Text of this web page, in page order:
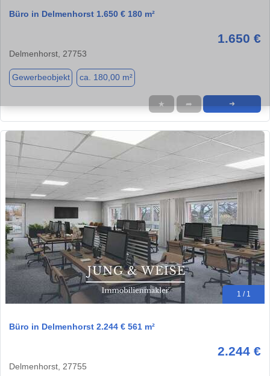
Büro in Delmenhorst 1.650 € 180 m²
1.650 €
Delmenhorst, 27753
Gewerbeobjekt ca. 180,00 m²
★ ➦ ➜
1 / 1
Büro in Delmenhorst 2.244 € 561 m²
2.244 €
Delmenhorst, 27755